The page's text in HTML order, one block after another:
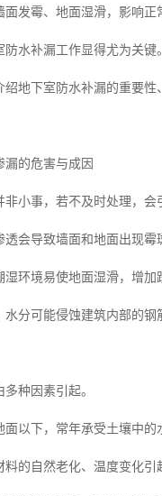
面发霉、地面湿滑，影响正
防水补漏工作显得尤为关键。
绍地下室防水补漏的重要
漏的危害与成因
非小事，若不及时处理，会
透会导致墙面和地面出现
湿环境易使地面湿滑，增加
水分可能侵蚀建筑内部的
种因素引起。
面以下，常年承受土壤中
料的自然老化、温度变化